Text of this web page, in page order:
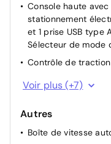
Console haute
stationnement
et 1 prise USB type
Sélecteur de mode
Contrôle de traction
ESP
et détection de
Fixations ISOFIX et
Lève-vitres AV/AR
Voir plus (+7)
Autres
Boîte de vitesse